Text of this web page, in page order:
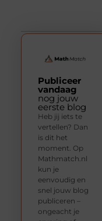
Publiceer
vandaag
nog jouw
eerste blog
Heb jij iets te
vertellen? Dan
is dit het
moment. Op
Mathmatch.nl
kun je
eenvoudig en
snel jouw blog
publiceren –
ongeacht je